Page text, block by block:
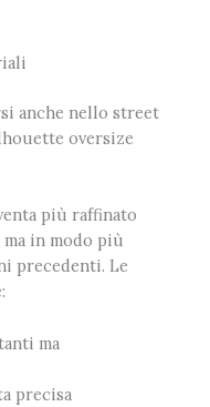
anche nello street
oversize
più raffinato
in modo più
precedenti. Le
ma
precisa